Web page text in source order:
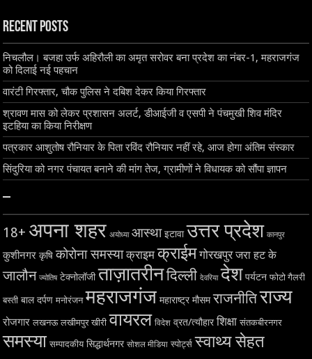
Recent Posts
निचलौल। बजहा उर्फ अहिरौली का अमृत सरोवर बना प्रदेश का नंबर-1, महराजगंज
को दिलाई नई पहचान
वारंटी गिरफ्तार, चौक पुलिस ने दबिश देकर किया गिरफ्तार
श्रावण मास को लेकर प्रशासन अलर्ट, डीआईजी व एसपी ने पंचमुखी शिव मंदिर
इटहिया का किया निरीक्षण
पत्रकार आशुतोष रौनियार के पिता रविंद रौनियार नहीं रहे, आज होगा अंतिम संस्कार
सिंदुरिया को नगर पंचायत बनाने की मांग तेज, ग्रामीणों ने विधायक को सौंपा ज्ञापन
–
18+ अपना शहर अयोध्या आस्था इटावा उत्तर प्रदेश कानपुर
कुशीनगर कृषि कोरोना समस्या क्राइम क्राईम गोरखपुर जरा हट के
जालौन ज्योतिष टेक्नोलॉजी ताज़ातरीनदिल्ली देवरिया देश पर्यटन फोटो गैलरी
बस्ती बाल दर्पण मनोरंजन महराजगंज महाराष्ट्र मौसम राजनीतिराज्य
रोजगार लखनऊ लखीमपुर खीरी वायरल विदेश व्रत/त्यौहार शिक्षा संतकबीरनगर
समस्या सम्पादकीय सिद्धार्थनगर सोशल मीडिया स्पोर्ट्स स्वाथ्य सेहत